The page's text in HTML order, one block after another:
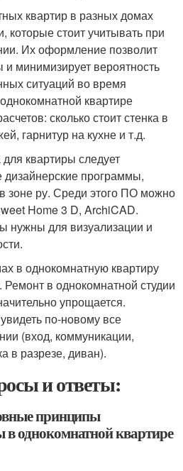
квартир в разных домах
которые стоит учитывать при
Их оформление позволит
и минимизирует вероятность
ситуаций во время
квартире
сколько стоит стенка в
гарнитур на кухне и т.д.
квартиры следует
дизайнерские программы,
зоне ру. Среди этого ПО можно
Home 3 D, ArchiCAD.
нужны для визуализации и
в однокомнатную квартиру
в однокомнатной студии
упрощается.
по-новому все
(вход, коммуникации,
в разрезе, диван).
и ответы:
принципы
однокомнатной квартире